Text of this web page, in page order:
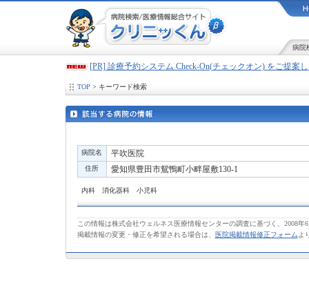
病院
[PR] 診療予約システム Check-On(チェックオン) をご提案
TOP > キーワード検索
病院名 平吹医院
住所 愛知県豊田市鴛鴨町小畔屋敷130-1
内科 消化器科 小児科
この情報は株式会社ウェルネス医療情報センターの調査に基づく、2008年
掲載情報の変更・修正を希望される場合は、
医院掲載情報修正フォーム よ